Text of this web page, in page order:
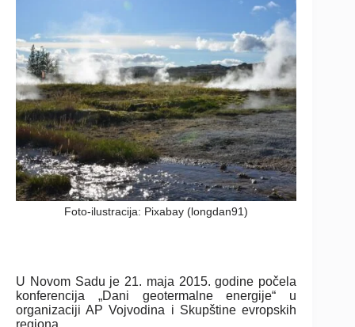
Foto-ilustracija: Pixabay (longdan91)
U Novom Sadu je 21. maja 2015. godine počela
konferencija „Dani geotermalne energije“ u
organizaciji AP Vojvodina i Skupštine evropskih